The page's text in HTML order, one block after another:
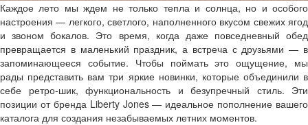
Каждое лето мы ждем не только тепла и солнца, но и особого
настроения — легкого, светлого, наполненного вкусом свежих ягод
и звоном бокалов. Это время, когда даже повседневный обед
превращается в маленький праздник, а встреча с друзьями — в
запоминающееся событие. Чтобы поймать это ощущение, мы
рады представить вам три яркие новинки, которые объединили в
себе ретро-шик, функциональность и безупречный стиль. Эти
позиции от бренда Liberty Jones — идеальное пополнение вашего
каталога для создания незабываемых летних моментов.